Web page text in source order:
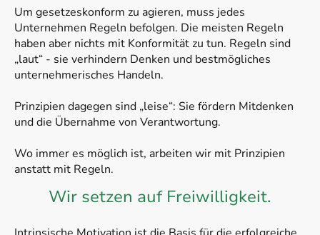
Um gesetzeskonform zu agieren, muss jedes
Unternehmen Regeln befolgen. Die meisten Regeln
haben aber nichts mit Konformität zu tun. Regeln sind
„laut“ - sie verhindern Denken und bestmögliches
unternehmerisches Handeln.
Prinzipien dagegen sind „leise“: Sie fördern Mitdenken
und die Übernahme von Verantwortung.
Wo immer es möglich ist, arbeiten wir mit Prinzipien
anstatt mit Regeln.
Wir setzen auf Freiwilligkeit.